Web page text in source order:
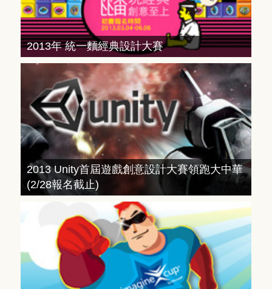
2013年 統一麵經典設計大賽
2013 Unity首屆遊戲創意設計大賽領跑大中華
(2/28報名截止)